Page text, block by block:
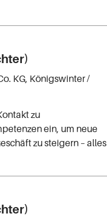
KG, Königswinter/
zu
ein, um neue
zu steigern – alles